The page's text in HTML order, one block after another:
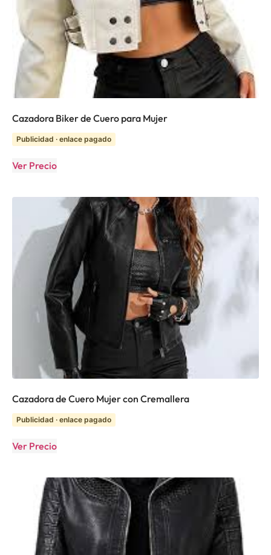
Cazadora Biker de Cuero para Mujer
Publicidad · enlace pagado
Ver Precio
Cazadora de Cuero Mujer con Cremallera
Publicidad · enlace pagado
Ver Precio